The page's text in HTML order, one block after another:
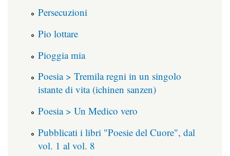
Persecuzioni
Pio lottare
Pioggia mia
Poesia > Tremila regni in un singolo
istante di vita (ichinen sanzen)
Poesia > Un Medico vero
Pubblicati i libri "Poesie del Cuore", dal
vol. 1 al vol. 8